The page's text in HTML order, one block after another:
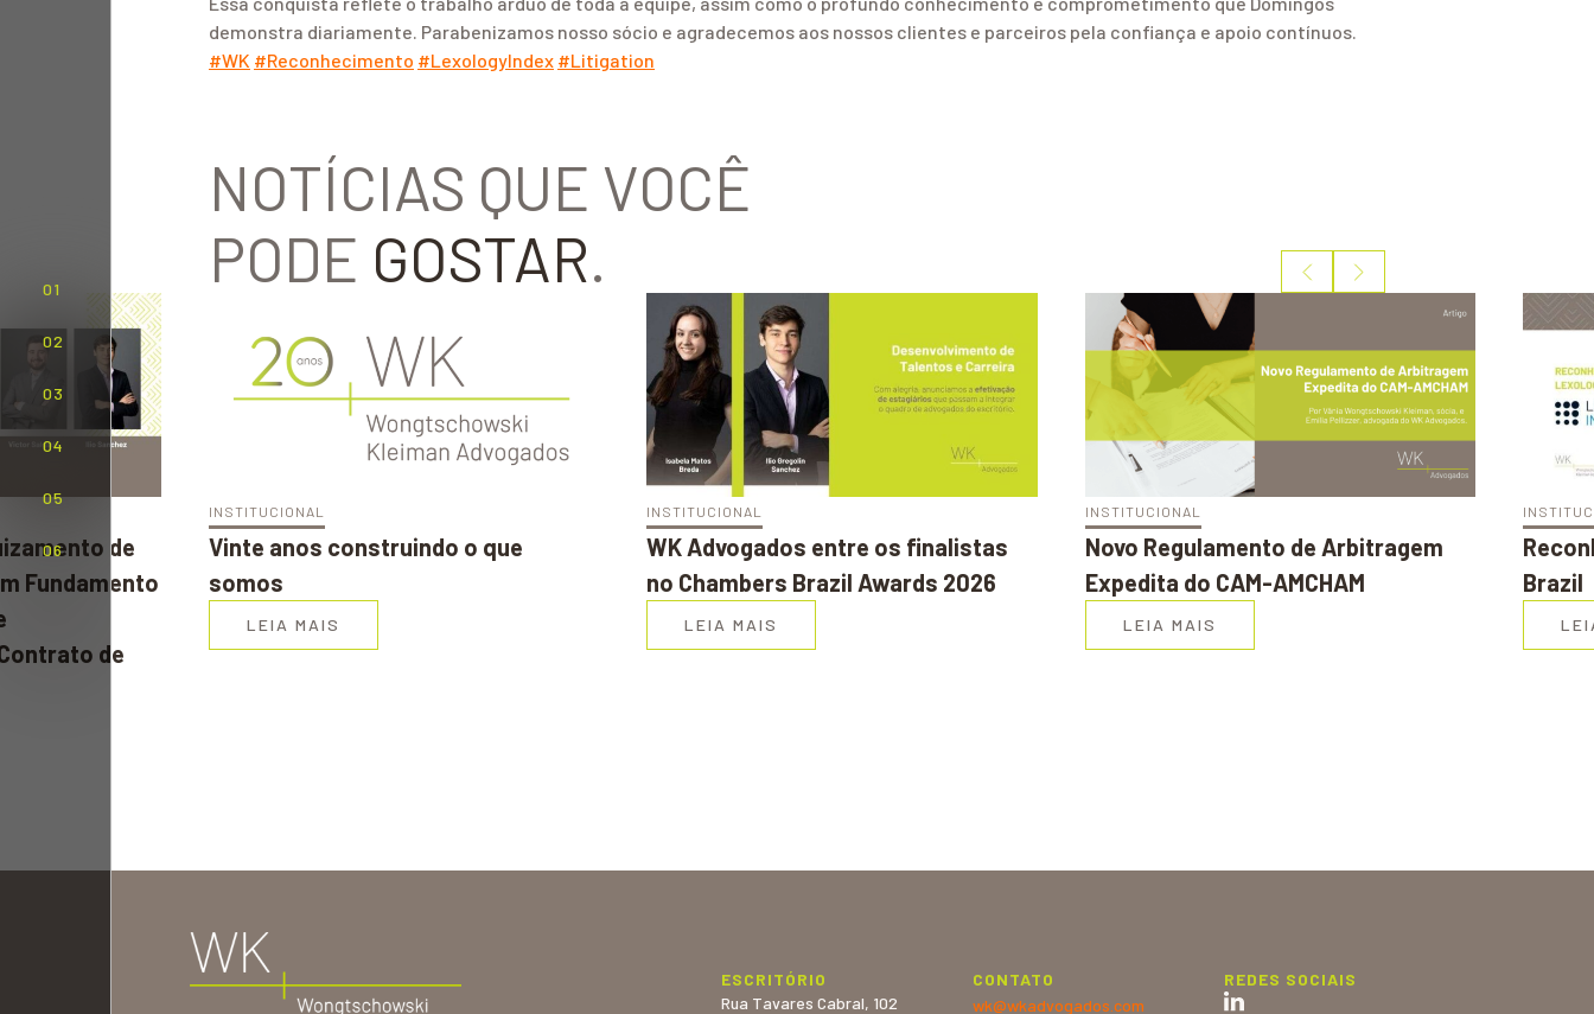
01
02
03
04
05
06
demonstra diariamente. Parabenizamos nosso sócio e agradecemos aos nossos clientes e parceiros pela confiança e apoio contínuos.
h
t
#WK h
t
a
#Reconhecimento h
t
a
#LexologyIndex h
t
a
#Litigation
NOTÍCIAS QUE VOCÊ
PODE GOSTAR.
de
Fundamento
de
INSTITUCIONAL
Vinte anos construindo o que
somos
LEIA MAIS
INSTITUCIONAL
WK Advogados entre os finalistas
no Chambers Brazil Awards 2026
LEIA MAIS
INSTITUCIONAL
Novo Regulamento de Arbitragem
Expedita do CAM-AMCHAM
LEIA MAIS
Brazil
ESCRITÓRIO
Rua Tavares Cabral, 102
CONTATO
wk@wkadvogados.com
REDES SOCIAIS